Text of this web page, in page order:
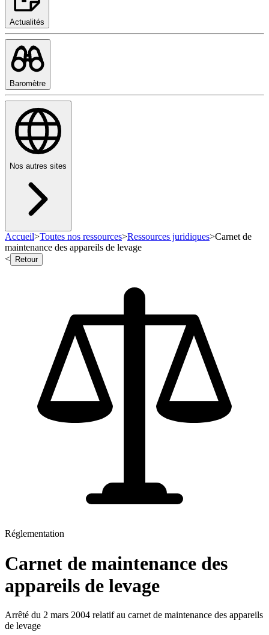
Actualités
Baromètre
Nos autres sites
Accueil>Toutes nos ressources>Ressources juridiques>Carnet de
maintenance des appareils de levage
<
Retour
Réglementation
Carnet de maintenance des
appareils de levage
Arrêté du 2 mars 2004 relatif au carnet de maintenance des appareils
de levage